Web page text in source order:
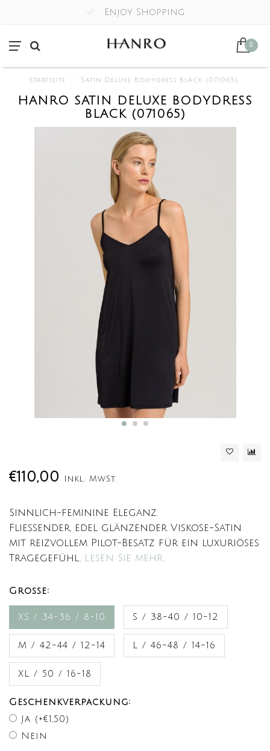
Enjoy Shopping
0
Startseite Satin Deluxe Bodydress Black (071065)
HANRO SATIN DELUXE BODYDRESS
BLACK (071065)
€110,00 Inkl. MwSt.
Sinnlich-feminine Eleganz.
Fließender, edel glänzender Viskose-Satin
mit reizvollem Pilot-Besatz für ein luxuriöses
Tragegefühl. Lesen Sie mehr..
Große:
XS / 34-36 / 8-10 S / 38-40 / 10-12
M / 42-44 / 12-14 L / 46-48 / 14-16
XL / 50 / 16-18
Geschenkverpackung:
Ja (+€1,50)
Nein